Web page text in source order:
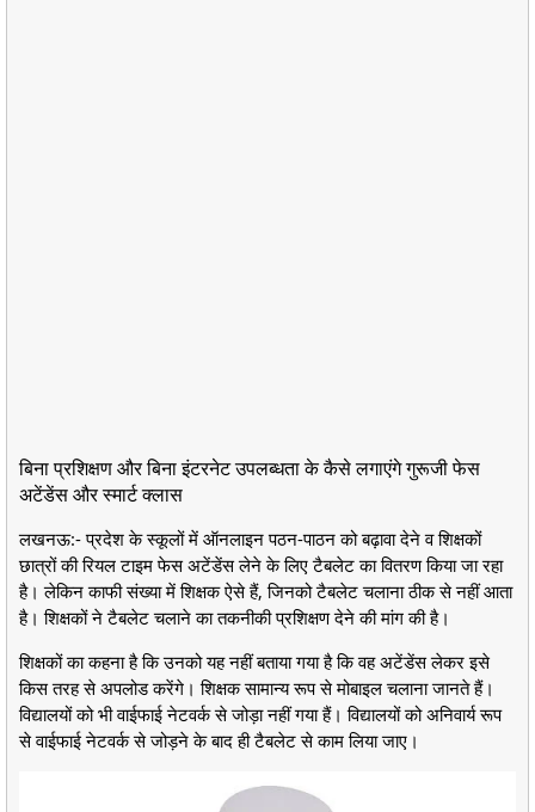
बिना प्रशिक्षण और बिना इंटरनेट उपलब्धता के कैसे लगाएंगे गुरूजी फेस
अटेंडेंस और स्मार्ट क्लास
लखनऊ:- प्रदेश के स्कूलों में ऑनलाइन पठन-पाठन को बढ़ावा देने व शिक्षकों
छात्रों की रियल टाइम फेस अटेंडेंस लेने के लिए टैबलेट का वितरण किया जा रहा
है। लेकिन काफी संख्या में शिक्षक ऐसे हैं, जिनको टैबलेट चलाना ठीक से नहीं आता
है। शिक्षकों ने टैबलेट चलाने का तकनीकी प्रशिक्षण देने की मांग की है।
शिक्षकों का कहना है कि उनको यह नहीं बताया गया है कि वह अटेंडेंस लेकर इसे
किस तरह से अपलोड करेंगे। शिक्षक सामान्य रूप से मोबाइल चलाना जानते हैं।
विद्यालयों को भी वाईफाई नेटवर्क से जोड़ा नहीं गया हैं। विद्यालयों को अनिवार्य रूप
से वाईफाई नेटवर्क से जोड़ने के बाद ही टैबलेट से काम लिया जाए।